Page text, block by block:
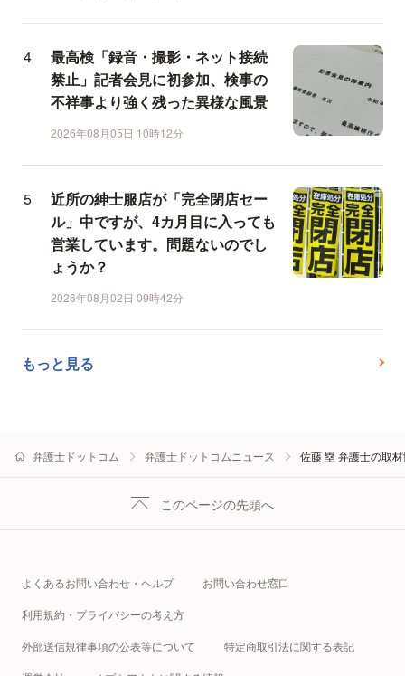
最高検「録音・撮影・ネット接続
禁止」記者会見に初参加、検事の
不祥事より強く残った異様な風景
2026年08月05日 10時12分
近所の紳士服店が「完全閉店セー
ル」中ですが、4カ月目に入っても
営業しています。問題ないのでし
ょうか？
2026年08月02日 09時42分
もっと見る
弁護士ドットコム 弁護士ドットコムニュース 佐藤 塁 弁護士の取
このページの先頭へ
よくあるお問い合わせ・ヘルプ お問い合わせ窓口
利用規約・プライバシーの考え方
外部送信規律事項の公表等について 特定商取引法に関する表記